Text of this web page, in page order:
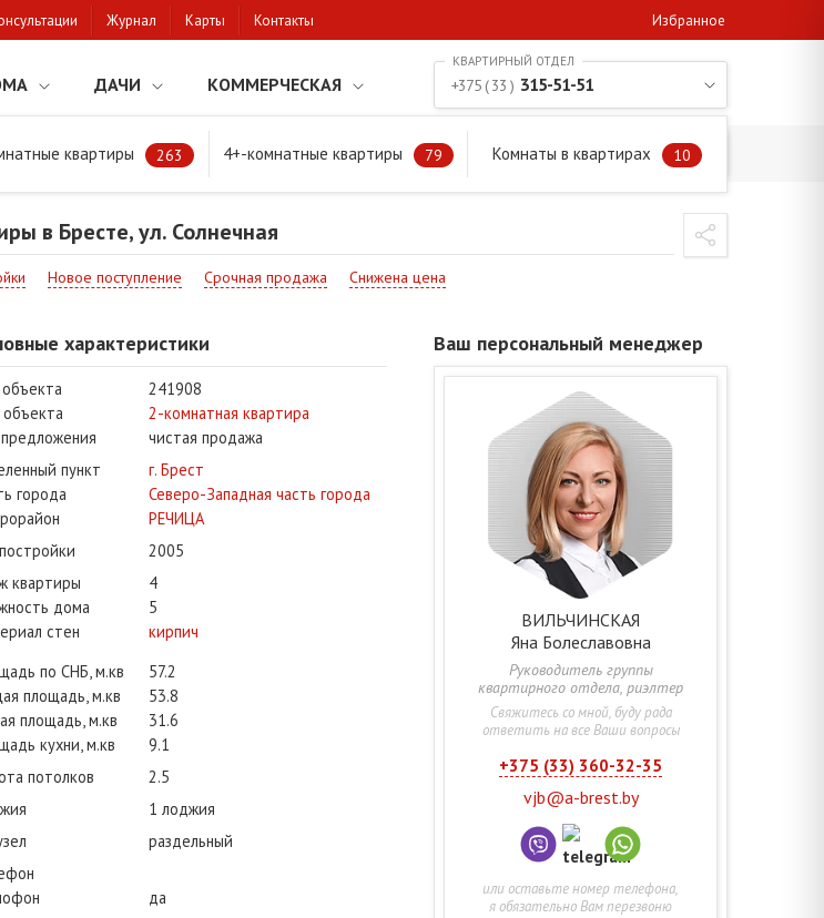
Журнал Карты Контакты Избранное
ДАЧИ КОММЕРЧЕСКАЯ
квартиры 263 4+-комнатные квартиры 79 Комнаты в квартирах 10
+375 ( 33 ) 315-51-51
ул. Солнечная
в Бресте, ул. Солнечная
Новое поступление Срочная продажа Снижена цена
характеристики
241908
2-комнатная квартира
чистая продажа
пункт
г. Брест
города
Северо-Западная часть города
РЕЧИЦА
2005
квартиры
4
дома
5
стен
кирпич
по СНБ, м.кв
57.2
площадь, м.кв
53.8
площадь, м.кв
31.6
кухни, м.кв
9.1
потолков
2.5
1 лоджия
раздельный
да
Ваш персональный менеджер
ВИЛЬЧИНСКАЯ
Яна Болеславовна
Руководитель группы
квартирного отдела, риэлтер
Свяжитесь со мной, буду рада
ответить на все Ваши вопросы
+375 (33) 360-32-35
vjb@a-brest.by
или оставьте номер телефона,
я обязательно Вам перезвоню